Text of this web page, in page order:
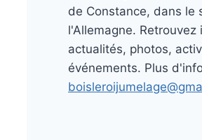
de Constance, dans le
l'Allemagne. Retrouvez
actualités, photos,
événements.